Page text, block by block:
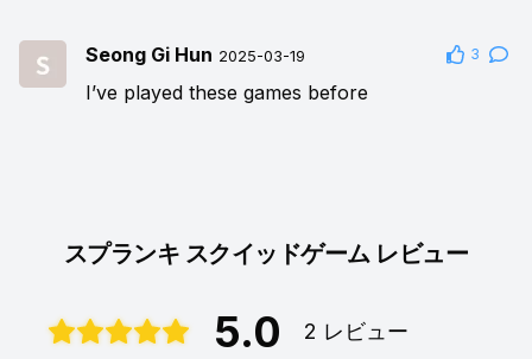
Seong Gi Hun 2025-03-19 3
I’ve played these games before
スプランキ スクイッドゲーム レビュー
5.0 2 レビュー